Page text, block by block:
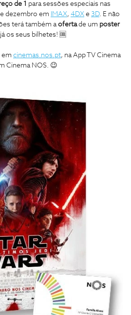
de 1 para sessões especiais nas
dezembro em
IMAX, 4DX e 3D. E não
terá também aofertade um poster
os seus bilhetes! 🆒
em cinemas.nos.pt, na App TV Cinema
Cinema NOS. 😉